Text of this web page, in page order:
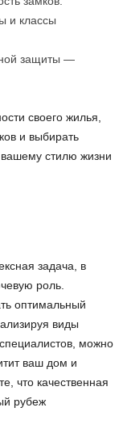
и классы
защиты —
своего жилья,
и выбирать
стилю жизни
задача, в
роль.
оптимальный
виды
можно
ваш дом и
что качественная
рубеж